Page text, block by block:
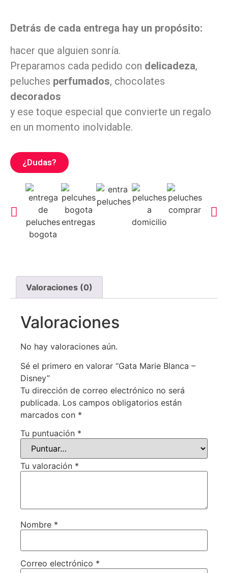
Detrás de cada entrega hay un propósito:
hacer que alguien sonría.
Preparamos cada pedido con delicadeza,
peluches perfumados, chocolates
decorados
y ese toque especial que convierte un regalo
en un momento inolvidable.
¿Dudas?
Valoraciones (0)
Valoraciones
No hay valoraciones aún.
Sé el primero en valorar “Gata Marie Blanca –
Disney”
Tu dirección de correo electrónico no será
publicada. Los campos obligatorios están
marcados con *
Tu puntuación *
Tu valoración *
Nombre *
Correo electrónico *